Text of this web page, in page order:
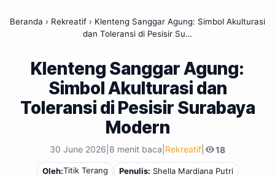
Beranda › Rekreatif › Klenteng Sanggar Agung: Simbol Akulturasi
dan Toleransi di Pesisir Su…
Klenteng Sanggar Agung:
Simbol Akulturasi dan
Toleransi di Pesisir Surabaya
Modern
30 June 2026 8 menit baca Rekreatif 18
Oleh:Titik Terang Penulis: Shella Mardiana Putri